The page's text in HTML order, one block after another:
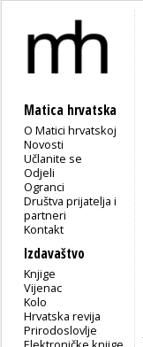
Matica hrvatska
O Matici hrvatskoj
Novosti
Učlanite se
Odjeli
Ogranci
Društva prijatelja i
partneri
Kontakt
Izdavaštvo
Knjige
Vijenac
Kolo
Hrvatska revija
Prirodoslovlje